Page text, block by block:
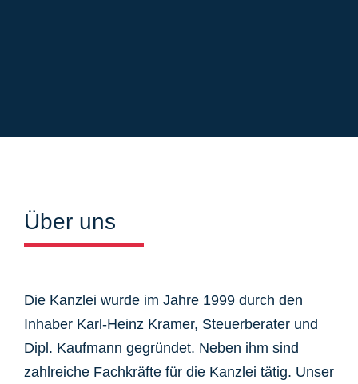
Über uns
Die Kanzlei wurde im Jahre 1999 durch den
Inhaber Karl-Heinz Kramer, Steuerberater und
Dipl. Kaufmann gegründet. Neben ihm sind
zahlreiche Fachkräfte für die Kanzlei tätig. Unser